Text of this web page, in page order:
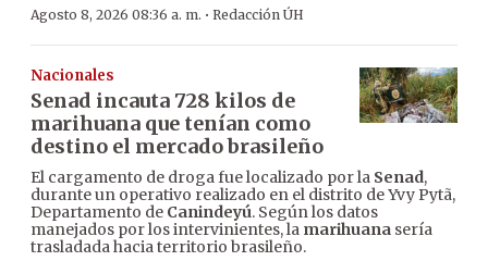
Agosto 8, 2026 08:36 a. m. · Redacción ÚH
Nacionales
Senad incauta 728 kilos de
marihuana que tenían como
destino el mercado brasileño
El cargamento de droga fue localizado por la Senad,
durante un operativo realizado en el distrito de Yvy Pytã,
Departamento de Canindeyú. Según los datos
manejados por los intervinientes, la marihuana sería
trasladada hacia territorio brasileño.